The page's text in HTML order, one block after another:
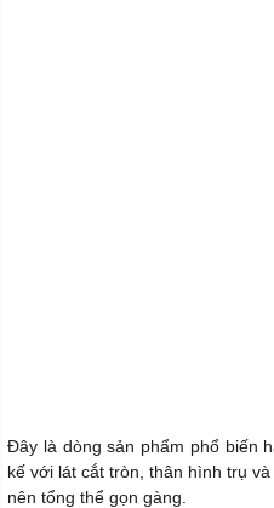
Đây là dòng sản phẩm phổ biến
kế với lát cắt tròn, thân hình trụ
nên tổng thể gọn gàng.